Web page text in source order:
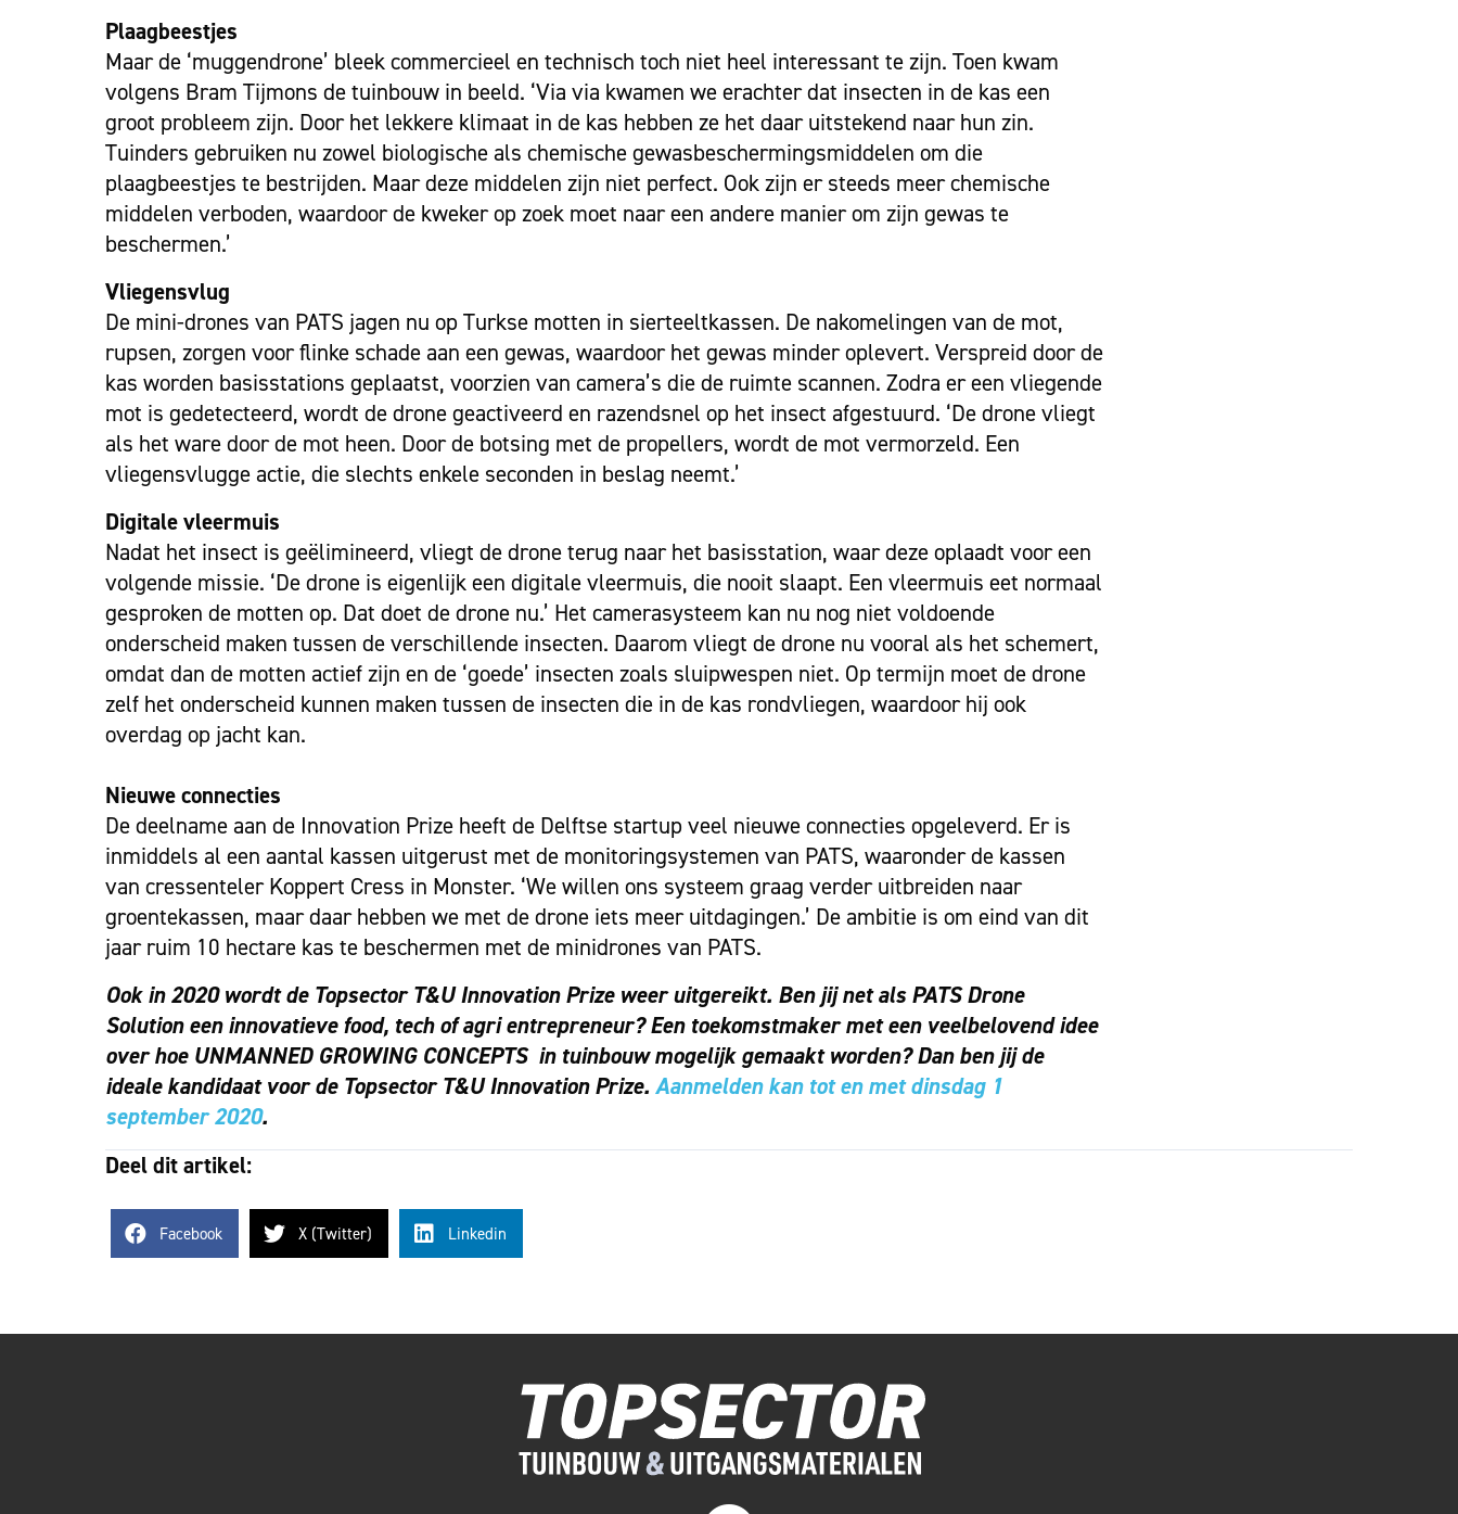
Plaagbeestjes
Maar de ‘muggendrone’ bleek commercieel en technisch toch niet heel interessant te zijn. Toen kwam
volgens Bram Tijmons de tuinbouw in beeld. ‘Via via kwamen we erachter dat insecten in de kas een
groot probleem zijn. Door het lekkere klimaat in de kas hebben ze het daar uitstekend naar hun zin.
Tuinders gebruiken nu zowel biologische als chemische gewasbeschermingsmiddelen om die
plaagbeestjes te bestrijden. Maar deze middelen zijn niet perfect. Ook zijn er steeds meer chemische
middelen verboden, waardoor de kweker op zoek moet naar een andere manier om zijn gewas te
beschermen.’
Vliegensvlug
De mini-drones van PATS jagen nu op Turkse motten in sierteeltkassen. De nakomelingen van de mot,
rupsen, zorgen voor flinke schade aan een gewas, waardoor het gewas minder oplevert. Verspreid door de
kas worden basisstations geplaatst, voorzien van camera’s die de ruimte scannen. Zodra er een vliegende
mot is gedetecteerd, wordt de drone geactiveerd en razendsnel op het insect afgestuurd. ‘De drone vliegt
als het ware door de mot heen. Door de botsing met de propellers, wordt de mot vermorzeld. Een
vliegensvlugge actie, die slechts enkele seconden in beslag neemt.’
Digitale vleermuis
Nadat het insect is geëlimineerd, vliegt de drone terug naar het basisstation, waar deze oplaadt voor een
volgende missie. ‘De drone is eigenlijk een digitale vleermuis, die nooit slaapt. Een vleermuis eet normaal
gesproken de motten op. Dat doet de drone nu.’ Het camerasysteem kan nu nog niet voldoende
onderscheid maken tussen de verschillende insecten. Daarom vliegt de drone nu vooral als het schemert,
omdat dan de motten actief zijn en de ‘goede’ insecten zoals sluipwespen niet. Op termijn moet de drone
zelf het onderscheid kunnen maken tussen de insecten die in de kas rondvliegen, waardoor hij ook
overdag op jacht kan.
Nieuwe connecties
De deelname aan de Innovation Prize heeft de Delftse startup veel nieuwe connecties opgeleverd. Er is
inmiddels al een aantal kassen uitgerust met de monitoringsystemen van PATS, waaronder de kassen
van cressenteler Koppert Cress in Monster. ‘We willen ons systeem graag verder uitbreiden naar
groentekassen, maar daar hebben we met de drone iets meer uitdagingen.’ De ambitie is om eind van dit
jaar ruim 10 hectare kas te beschermen met de minidrones van PATS.
Ook in 2020 wordt de Topsector T&U Innovation Prize weer uitgereikt. Ben jij net als PATS Drone
Solution een innovatieve food, tech of agri entrepreneur? Een toekomstmaker met een veelbelovend idee
over hoe UNMANNED GROWING CONCEPTS in tuinbouw mogelijk gemaakt worden? Dan ben jij de
ideale kandidaat voor de Topsector T&U Innovation Prize. Aanmelden kan tot en met dinsdag 1
september 2020.
Deel dit artikel:
Facebook X (Twitter) Linkedin